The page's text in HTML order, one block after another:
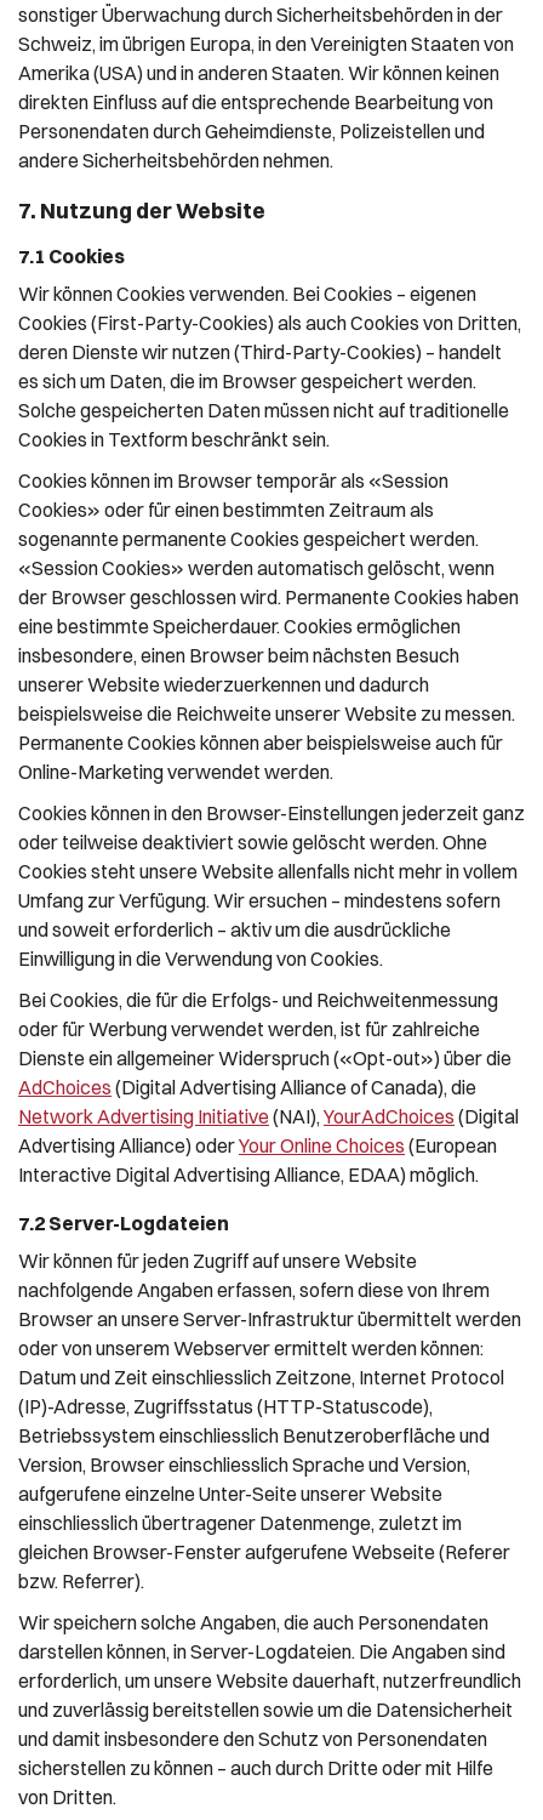
sonstiger Überwachung durch Sicherheitsbehörden in der
Schweiz, im übrigen Europa, in den Vereinigten Staaten von
Amerika (USA) und in anderen Staaten. Wir können keinen
direkten Einfluss auf die entsprechende Bearbeitung von
Personendaten durch Geheimdienste, Polizeistellen und
andere Sicherheitsbehörden nehmen.
7. Nutzung der Website
7.1 Cookies
Wir können Cookies verwenden. Bei Cookies – eigenen
Cookies (First-Party-Cookies) als auch Cookies von Dritten,
deren Dienste wir nutzen (Third-Party-Cookies) – handelt
es sich um Daten, die im Browser gespeichert werden.
Solche gespeicherten Daten müssen nicht auf traditionelle
Cookies in Textform beschränkt sein.
Cookies können im Browser temporär als «Session
Cookies» oder für einen bestimmten Zeitraum als
sogenannte permanente Cookies gespeichert werden.
«Session Cookies» werden automatisch gelöscht, wenn
der Browser geschlossen wird. Permanente Cookies haben
eine bestimmte Speicherdauer. Cookies ermöglichen
insbesondere, einen Browser beim nächsten Besuch
unserer Website wiederzuerkennen und dadurch
beispielsweise die Reichweite unserer Website zu messen.
Permanente Cookies können aber beispielsweise auch für
Online-Marketing verwendet werden.
Cookies können in den Browser-Einstellungen jederzeit ganz
oder teilweise deaktiviert sowie gelöscht werden. Ohne
Cookies steht unsere Website allenfalls nicht mehr in vollem
Umfang zur Verfügung. Wir ersuchen – mindestens sofern
und soweit erforderlich – aktiv um die ausdrückliche
Einwilligung in die Verwendung von Cookies.
Bei Cookies, die für die Erfolgs- und Reichweitenmessung
oder für Werbung verwendet werden, ist für zahlreiche
Dienste ein allgemeiner Widerspruch («Opt-out») über die
AdChoices (Digital Advertising Alliance of Canada), die
Network Advertising Initiative(NAI), YourAdChoices (Digital
Advertising Alliance) oderYour Online Choices (European
Interactive Digital Advertising Alliance, EDAA) möglich.
7.2 Server-Logdateien
Wir können für jeden Zugriff auf unsere Website
nachfolgende Angaben erfassen, sofern diese von Ihrem
Browser an unsere Server-Infrastruktur übermittelt werden
oder von unserem Webserver ermittelt werden können:
Datum und Zeit einschliesslich Zeitzone, Internet Protocol
(IP)-Adresse, Zugriffsstatus (HTTP-Statuscode),
Betriebssystem einschliesslich Benutzeroberfläche und
Version, Browser einschliesslich Sprache und Version,
aufgerufene einzelne Unter-Seite unserer Website
einschliesslich übertragener Datenmenge, zuletzt im
gleichen Browser-Fenster aufgerufene Webseite (Referer
bzw. Referrer).
Wir speichern solche Angaben, die auch Personendaten
darstellen können, in Server-Logdateien. Die Angaben sind
erforderlich, um unsere Website dauerhaft, nutzerfreundlich
und zuverlässig bereitstellen sowie um die Datensicherheit
und damit insbesondere den Schutz von Personendaten
sicherstellen zu können – auch durch Dritte oder mit Hilfe
von Dritten.